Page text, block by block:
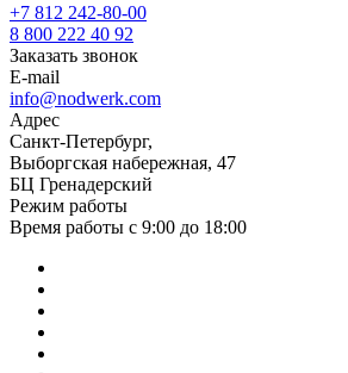
+7 812 242-80-00
8 800 222 40 92
Заказать звонок
E-mail
info@nodwerk.com
Адрес
Санкт-Петербург,
Выборгская набережная, 47
БЦ Гренадерский
Режим работы
Время работы с 9:00 до 18:00